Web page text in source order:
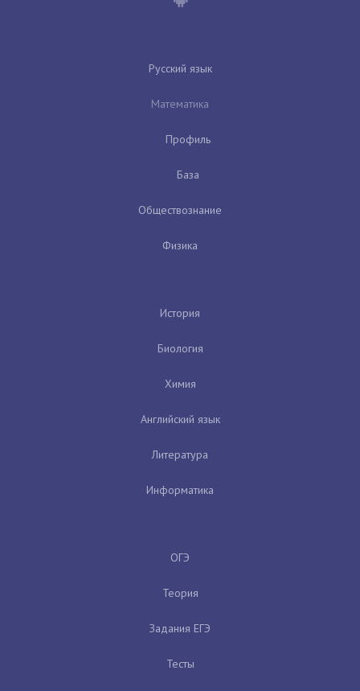
Русский язык
Математика
Профиль
База
Обществознание
Физика
История
Биология
Химия
Английский язык
Литература
Информатика
ОГЭ
Теория
Задания ЕГЭ
Тесты